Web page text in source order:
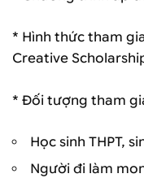
* Hình thức tham
Creative
* Đối tượng tham
Học sinh THPT,
Người đi làm